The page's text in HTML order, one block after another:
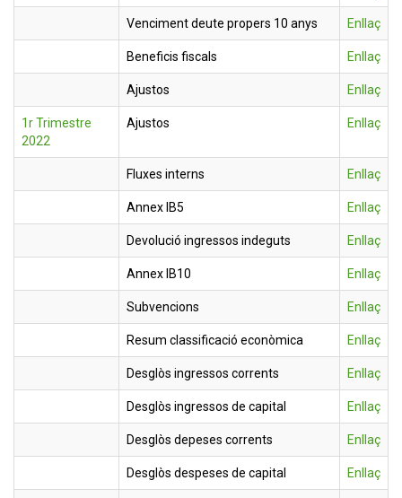
Venciment deute propers 10 anys Enllaç
Beneficis fiscals Enllaç
Ajustos Enllaç
1r Trimestre
2022
Ajustos Enllaç
Fluxes interns Enllaç
Annex IB5 Enllaç
Devolució ingressos indeguts Enllaç
Annex IB10 Enllaç
Subvencions Enllaç
Resum classificació econòmica Enllaç
Desglòs ingressos corrents Enllaç
Desglòs ingressos de capital Enllaç
Desglòs depeses corrents Enllaç
Desglòs despeses de capital Enllaç